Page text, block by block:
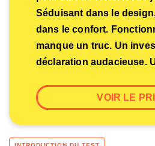
Séduisant dans le
dans le confort.
manque un truc. Un
déclaration audacieuse.
VOIR LE